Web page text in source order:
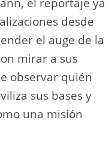
desde
el auge de la
mirar a sus
observar quién
sus bases y
una misión